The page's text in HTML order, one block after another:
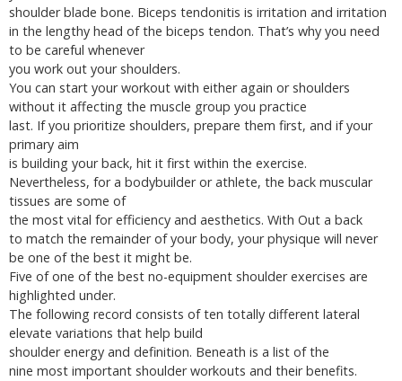
shoulder blade bone. Biceps tendonitis is irritation and irritation
in the lengthy head of the biceps tendon. That’s why you need
to be careful whenever
you work out your shoulders.
You can start your workout with either again or shoulders
without it affecting the muscle group you practice
last. If you prioritize shoulders, prepare them first, and if your
primary aim
is building your back, hit it first within the exercise.
Nevertheless, for a bodybuilder or athlete, the back muscular
tissues are some of
the most vital for efficiency and aesthetics. With Out a back
to match the remainder of your body, your physique will never
be one of the best it might be.
Five of one of the best no-equipment shoulder exercises are
highlighted under.
The following record consists of ten totally different lateral
elevate variations that help build
shoulder energy and definition. Beneath is a list of the
nine most important shoulder workouts and their benefits.